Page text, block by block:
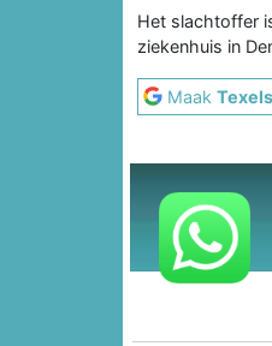
Het slachtoffer
ziekenhuis in
Maak